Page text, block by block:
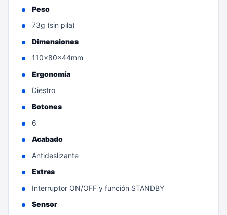
Peso
73g (sin pila)
Dimensiones
110x80x44mm
Ergonomía
Diestro
Botones
6
Acabado
Antideslizante
Extras
Interruptor ON/OFF y función STANDBY
Sensor